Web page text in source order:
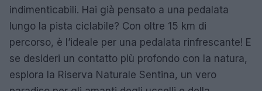
indimenticabili. Hai già pensato a una pedalata
lungo la pista ciclabile? Con oltre 15 km di
percorso, è l’ideale per una pedalata rinfrescante! E
se desideri un contatto più profondo con la natura,
esplora la Riserva Naturale Sentina, un vero